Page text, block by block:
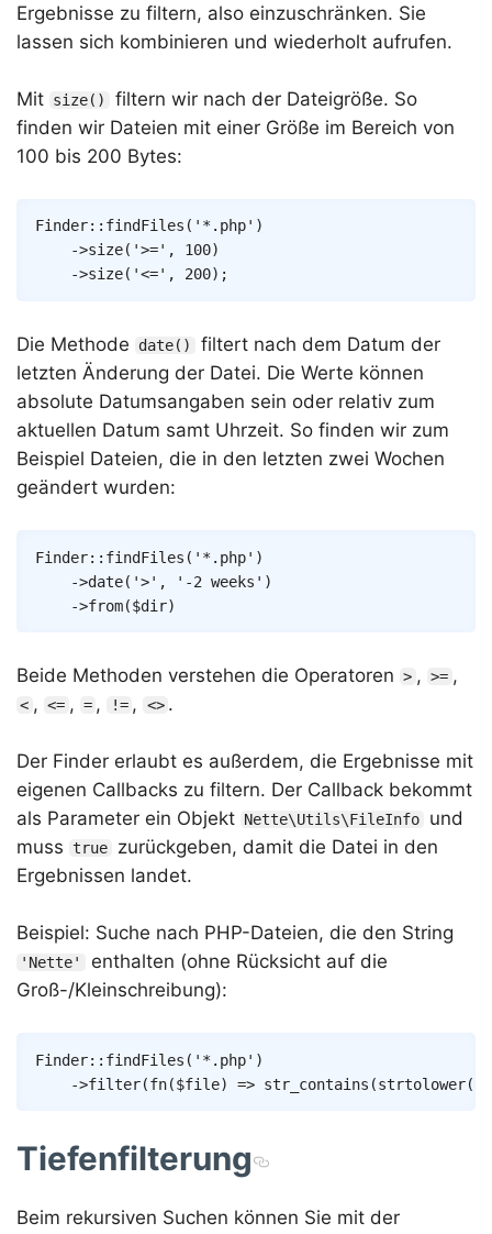
Ergebnisse zu filtern, also einzuschränken. Sie
lassen sich kombinieren und wiederholt aufrufen.
Mit size()
filtern wir nach der Dateigröße. So
finden wir Dateien mit einer Größe im Bereich von
100 bis 200 Bytes:
Finder:: findFiles ( '*.php' )
->size( '>=' , 100)
->size( '<=' , 200) ;
Die Methode date()
filtert nach dem Datum der
letzten Änderung der Datei. Die Werte können
absolute Datumsangaben sein oder relativ zum
aktuellen Datum samt Uhrzeit. So finden wir zum
Beispiel Dateien, die in den letzten zwei Wochen
geändert wurden:
Finder:: findFiles ( '*.php' )
->date( '>' , '-2 weeks' )
->from($dir)
Beide Methoden verstehen die Operatoren > , >= ,
< , <= , = , != , <> .
Der Finder erlaubt es außerdem, die Ergebnisse mit
eigenen Callbacks zu filtern. Der Callback bekommt
als Parameter ein Objekt Nette\Utils\FileInfo
und
muss true
zurückgeben, damit die Datei in den
Ergebnissen landet.
Beispiel: Suche nach PHP-Dateien, die den String
'Nette'
enthalten (ohne Rücksicht auf die
Groß-/Kleinschreibung):
Finder:: findFiles ( '*.php' )
->filter(fn($file) => str_contains (strtolower(
Tiefenfilterung
Beim rekursiven Suchen können Sie mit der